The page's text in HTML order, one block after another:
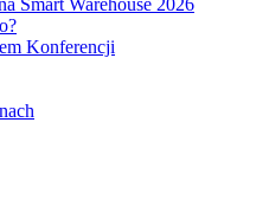
Smart Warehouse 2026
Konferencji